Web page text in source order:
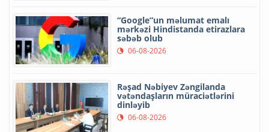
“Google”un məlumat emalı
mərkəzi Hindistanda etirazlara
səbəb olub
06-08-2026
Rəşad Nəbiyev Zəngilanda
vətəndaşların müraciətlərini
dinləyib
06-08-2026